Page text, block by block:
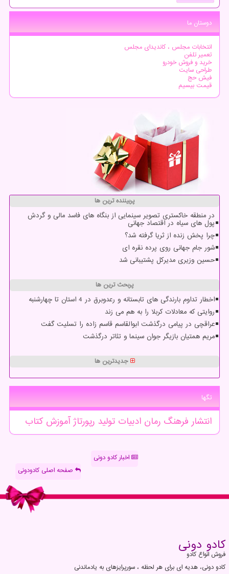
دوستان ما
انتخابات مجلس ، کاندیدای مجلس
تعمیر تلفن
خرید و فروش خودرو
طراحی سایت
فیش حج
قیمت بیسیم
پربیننده ترین ها
در منطقه خاکستری تصویر سینمایی از بنگاه های فاسد مالی و گردش
پول های سیاه در اقتصاد جهانی
چرا پخش زنده از ثریا گرفته شد؟
شور جام جهانی روی پرده نقره ای
حسین وزیری مدیرکل پشتیبانی شد
پربحث ترین ها
اخطار تداوم بارندگی های تابستانه و رعدوبرق در 4 استان تا چهارشنبه
روایتی که معادلات کربلا را به هم می زند
عراقچی در پیامی درگذشت ابوالقاسم قاسم زاده را تسلیت گفت
مریم همتیان بازیگر جوان سینما و تئاتر درگذشت
جدیدترین ها
تگها
انتشار فرهنگ رمان ادبیات تولید رپورتاژآموزشكتاب
اخبار کادو دونی
صفحه اصلی کادودونی
كادو دونی
فروش انواع کادو
کادو دونی، هدیه ای برای هر لحظه ، سورپرایزهای به یادماندنی